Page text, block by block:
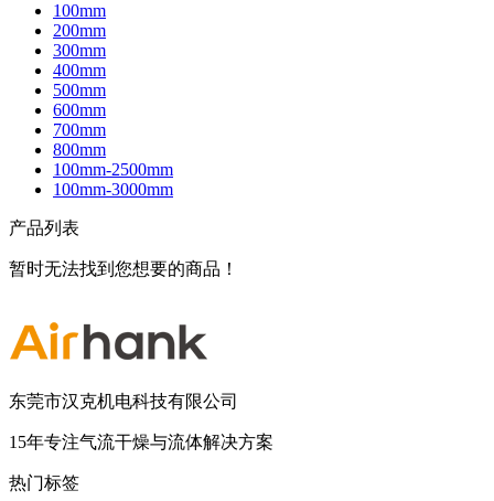
100mm
200mm
300mm
400mm
500mm
600mm
700mm
800mm
100mm-2500mm
100mm-3000mm
产品列表
暂时无法找到您想要的商品！
东莞市汉克机电科技有限公司
15年专注气流干燥与流体解决方案
热门标签